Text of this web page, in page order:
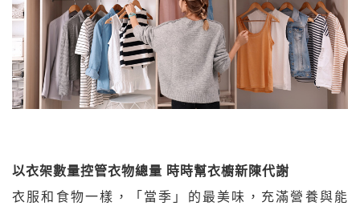
以衣架數量控管衣物總量 時時幫衣櫥新陳代謝
衣服和食物一樣，「當季」的最美味，充滿營養與能